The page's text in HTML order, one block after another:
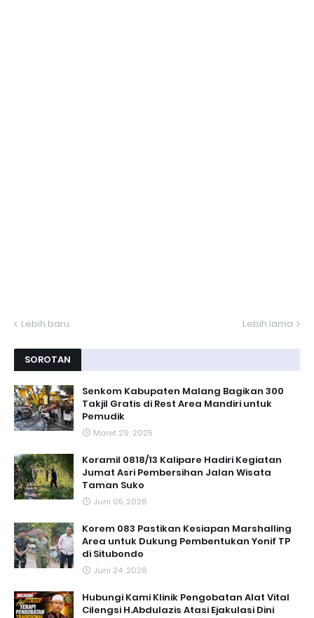
Lebih baru Lebih lama
SOROTAN
Senkom Kabupaten Malang Bagikan 300
Takjil Gratis di Rest Area Mandiri untuk
Pemudik
Maret 29, 2025
Koramil 0818/13 Kalipare Hadiri Kegiatan
Jumat Asri Pembersihan Jalan Wisata
Taman Suko
Juni 05, 2026
Korem 083 Pastikan Kesiapan Marshalling
Area untuk Dukung Pembentukan Yonif TP
di Situbondo
Juni 24, 2026
Hubungi Kami Klinik Pengobatan Alat Vital
Cilengsi H.Abdulazis Atasi Ejakulasi Dini